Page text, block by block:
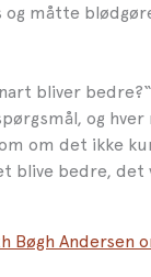
og måtte
bliver bedre?“
og
om det ikke
blive bedre,
Bøgh Andersen